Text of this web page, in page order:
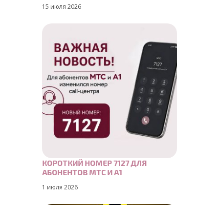
15 июля 2026
КОРОТКИЙ НОМЕР 7127 ДЛЯ
АБОНЕНТОВ МТС И А1
1 июля 2026